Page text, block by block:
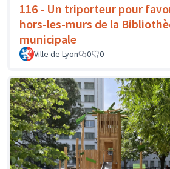
116 - Un triporteur pour
hors-les-murs de la
municipale
Ville de Lyon 0 0